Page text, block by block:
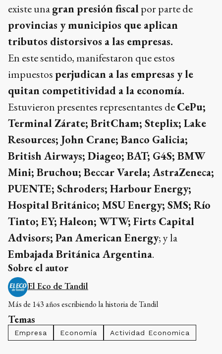
existe unagran presión fiscalpor parte de
provincias y municipios que aplican
tributos distorsivos a las empresas.
En este sentido, manifestaron que estos
impuestos perjudican a las empresas y le
quitan competitividad a la economía.
Estuvieron presentes representantes deCePu;
Terminal Zárate; BritCham; Steplix; Lake
Resources; John Crane; Banco Galicia;
British Airways; Diageo; BAT; G4S; BMW
Mini; Bruchou; Beccar Varela; AstraZeneca;
PUENTE; Schroders; Harbour Energy;
Hospital Británico; MSU Energy; SMS; Río
Tinto; EY; Haleon; WTW; Firts Capital
Advisors; Pan American Energy; y la
Embajada Británica Argentina.
Sobre el autor
El Eco de Tandil
Más de 143 años escribiendo la historia de Tandil
Temas
Empresa Economía Actividad Economica